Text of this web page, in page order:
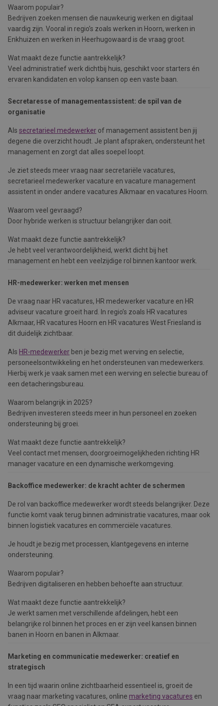
Waarom populair?
Bedrijven zoeken mensen die nauwkeurig werken en digitaal
vaardig zijn. Vooral in regio’s zoals werken in Hoorn, werken in
Enkhuizen en werken in Heerhugowaard is de vraag groot.
Wat maakt deze functie aantrekkelijk?
Veel administratief werk dichtbij huis, geschikt voor starters én
ervaren kandidaten en volop kansen op een vaste baan.
Secretaresse of managementassistent: de spil van de
organisatie
Als secretarieel medewerker of management assistent ben jij
degene die overzicht houdt. Je plant afspraken, ondersteunt het
management en zorgt dat alles soepel loopt.
Je ziet steeds meer vraag naar secretariële vacatures,
secretarieel medewerker vacature en vacature management
assistent in onder andere vacatures Alkmaar en vacatures Hoorn.
Waarom veel gevraagd?
Door hybride werken is structuur belangrijker dan ooit.
Wat maakt deze functie aantrekkelijk?
Je hebt veel verantwoordelijkheid, werkt dicht bij het
management en hebt een veelzijdige rol binnen kantoor werk.
HR-medewerker: werken met mensen
De vraag naar HR vacatures, HR medewerker vacature en HR
adviseur vacature groeit hard. In regio’s zoals HR vacatures
Alkmaar, HR vacatures Hoorn en HR vacatures West Friesland is
dit duidelijk zichtbaar.
Als HR-medewerker ben je bezig met werving en selectie,
personeelsontwikkeling en het ondersteunen van medewerkers.
Hierbij werk je vaak samen met een werving en selectie bureau of
een detacheringsbureau.
Waarom belangrijk in 2025?
Bedrijven investeren steeds meer in hun personeel en zoeken
ondersteuning bij groei.
Wat maakt deze functie aantrekkelijk?
Veel contact met mensen, doorgroeimogelijkheden richting HR
manager vacature en een dynamische werkomgeving.
Backoffice medewerker: de kracht achter de schermen
De rol van backoffice medewerker wordt steeds belangrijker. Deze
functie komt vaak terug binnen administratie vacatures, maar ook
binnen logistiek vacatures en commerciële vacatures.
Je houdt je bezig met processen, klantgegevens en interne
ondersteuning.
Waarom populair?
Bedrijven digitaliseren en hebben behoefte aan structuur.
Wat maakt deze functie aantrekkelijk?
Je werkt samen met verschillende afdelingen, hebt een
belangrijke rol binnen het proces en er zijn veel kansen binnen
banen in Hoorn en banen in Alkmaar.
Marketing en communicatie medewerker: creatief en
strategisch
In een tijd waarin online zichtbaarheid essentieel is, groeit de
vraag naar marketing vacatures, online marketing vacatures en